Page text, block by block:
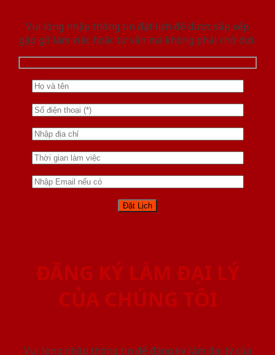
Vui lòng nhập thông tin đặt lịch để được sắp xếp
gặp gỡ làm việc hoăc tư vấn mà không phải chờ đợi.
ĐĂNG KÝ LÀM ĐẠI LÝ
CỦA CHÚNG TÔI
Vui lòng nhập thông tin để đăng ký làm đại lý của